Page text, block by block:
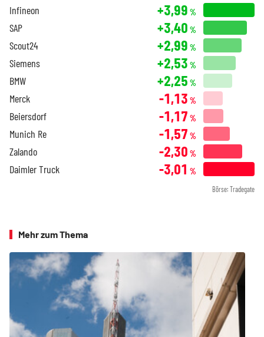
Infineon +3,99 %
SAP +3,40 %
Scout24 +2,99 %
Siemens +2,53 %
BMW +2,25 %
Merck -1,13 %
Beiersdorf -1,17 %
Munich Re -1,57 %
Zalando -2,30 %
Daimler Truck -3,01 %
Börse: Tradegate
Mehr zum Thema